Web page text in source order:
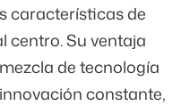
características de
centro. Su ventaja
de tecnología
constante,